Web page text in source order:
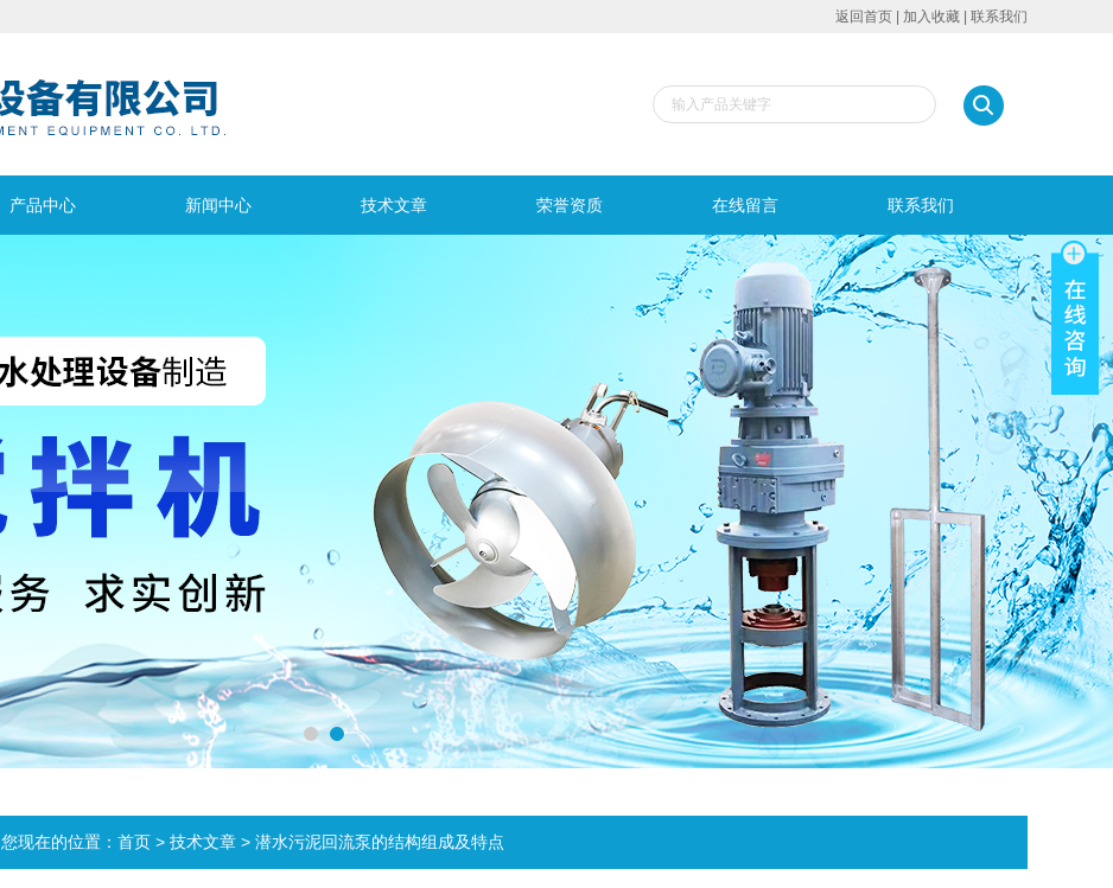
返回首页 加入收藏 联系我们
产品中心 新闻中心 技术文章 荣誉资质 在线留言 联系我们
您现在的位置： 首页 > 技术文章 > 潜水污泥回流泵的结构组成及特点